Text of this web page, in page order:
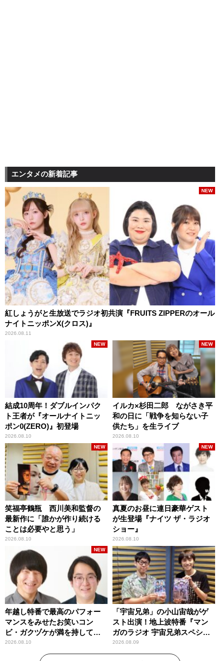
エンタメの新着記事
紅しょうがと生放送でラジオ初共演『FRUITS ZIPPERのオール
ナイトニッポンX(クロス)』
2026.08.11
NEW
結成10周年！ダブルインパク
ト王者が『オールナイトニッ
ポン0(ZERO)』初登場
2026.08.10
NEW
イルカ×杉田二郎 ながさき平
和の日に「戦争を知らない子
供たち」を生ライブ
2026.08.10
NEW
笑福亭鶴瓶 西川美和監督の
最新作に「誰かが作り続ける
ことは必要やと思う」
2026.08.10
NEW
真夏のお昼に連日豪華ゲスト
が生登場『ナイツ ザ・ラジオ
ショー』
2026.08.10
NEW
年越し特番で最高のパフォー
マンスをみせたお笑いコン
ビ・ガクヅケが満を持して
『オールナイトニッポン
0(ZERO)』に登場！
2026.08.10
NEW
「宇宙兄弟」の小山宙哉がゲ
スト出演！地上波特番『マン
ガのラジオ 宇宙兄弟スペシャ
ル 』
2026.08.09